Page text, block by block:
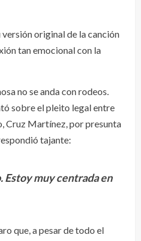
versión original de la canción
tan emocional con la
no se anda con rodeos.
sobre el pleito legal entre
Cruz Martínez, por presunta
tajante:
Estoy muy centrada en
que, a pesar de todo el